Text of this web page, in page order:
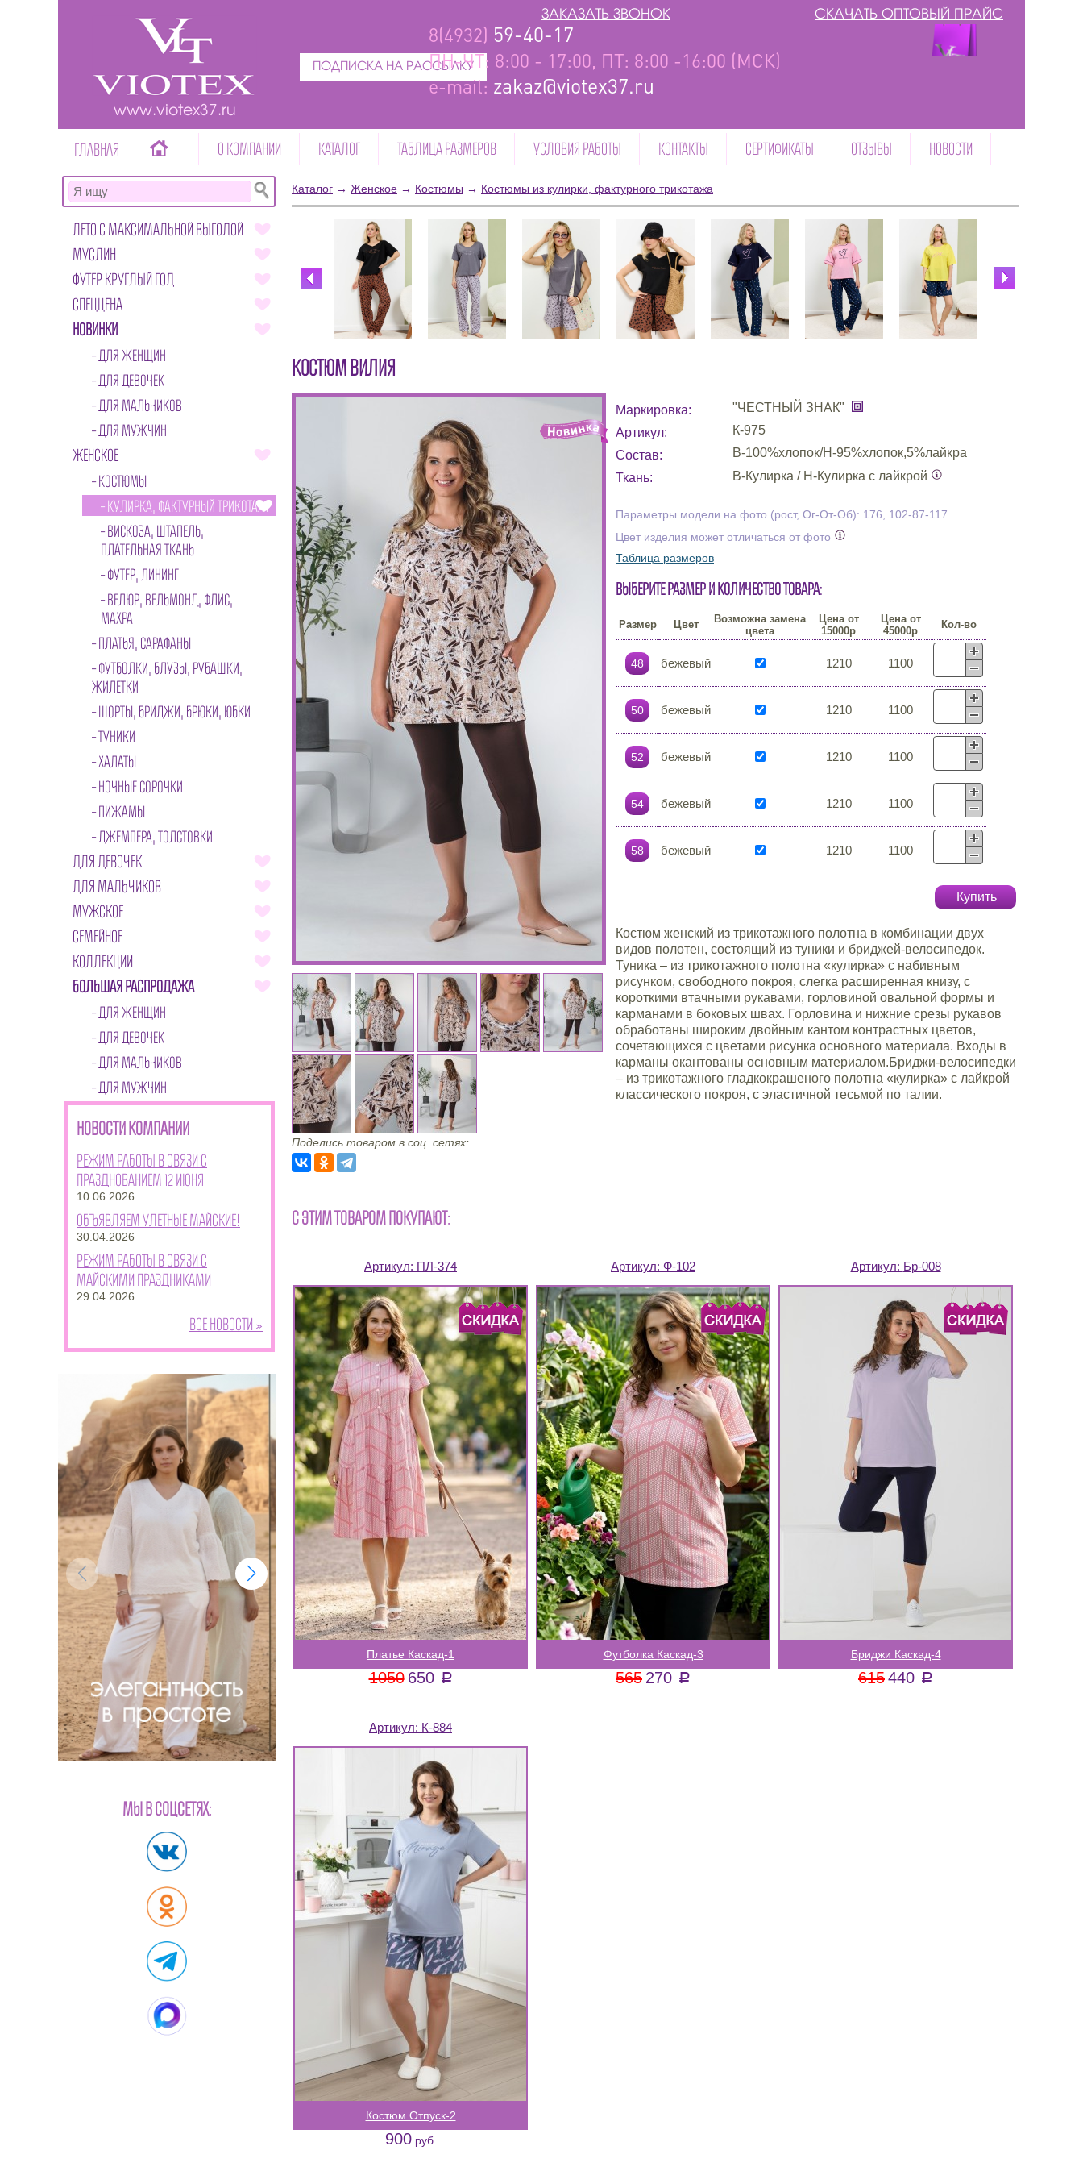
www.viotex37.ru
ПОДПИСКА НА РАССЫЛКУ
8(4932) 59-40-17
ПН-ЧТ: 8:00 - 17:00, ПТ: 8:00 -16:00 (МСК)
e-mail: zakaz@viotex37.ru
СКАЧАТЬ ОПТОВЫЙ ПРАЙС
ЗАКАЗАТЬ ЗВОНОК
ГЛАВНАЯ О КОМПАНИИ КАТАЛОГ ТАБЛИЦА РАЗМЕРОВ УСЛОВИЯ РАБОТЫ КОНТАКТЫ СЕРТИФИКАТЫ ОТЗЫВЫ НОВОСТИ
ЛЕТО С МАКСИМАЛЬНОЙ ВЫГОДОЙ
МУСЛИН
ФУТЕР КРУГЛЫЙ ГОД
СПЕЦЦЕНА
НОВИНКИ
ДЛЯ ЖЕНЩИН
ДЛЯ ДЕВОЧЕК
ДЛЯ МАЛЬЧИКОВ
ДЛЯ МУЖЧИН
ЖЕНСКОЕ
КОСТЮМЫ
КУЛИРКА, ФАКТУРНЫЙ ТРИКОТАЖ
ВИСКОЗА, ШТАПЕЛЬ,
ПЛАТЕЛЬНАЯ ТКАНЬ
ФУТЕР, ЛИНИНГ
ВЕЛЮР, ВЕЛЬМОНД, ФЛИС,
МАХРА
ПЛАТЬЯ, САРАФАНЫ
ФУТБОЛКИ, БЛУЗЫ, РУБАШКИ,
ЖИЛЕТКИ
ШОРТЫ, БРИДЖИ, БРЮКИ, ЮБКИ
ТУНИКИ
ХАЛАТЫ
НОЧНЫЕ СОРОЧКИ
ПИЖАМЫ
ДЖЕМПЕРА, ТОЛСТОВКИ
ДЛЯ ДЕВОЧЕК
ДЛЯ МАЛЬЧИКОВ
МУЖСКОЕ
СЕМЕЙНОЕ
КОЛЛЕКЦИИ
БОЛЬШАЯ РАСПРОДАЖА
ДЛЯ ЖЕНЩИН
ДЛЯ ДЕВОЧЕК
ДЛЯ МАЛЬЧИКОВ
ДЛЯ МУЖЧИН
НОВОСТИ КОМПАНИИ
Режим работы в связи с
празднованием 12 июня
10.06.2026
Объявляем улетные майские!
30.04.2026
Режим работы в связи с
майскими праздниками
29.04.2026
Все новости »
МЫ В СОЦСЕТЯХ:
Каталог → Женское → Костюмы → Костюмы из кулирки, фактурного трикотажа
КОСТЮМ ВИЛИЯ
Маркировка:
"ЧЕСТНЫЙ ЗНАК"
Артикул:
К-975
Состав:
В-100%хлопок/Н-95%хлопок,5%лайкра
Ткань:
В-Кулирка / Н-Кулирка с лайкрой
Параметры модели на фото (рост, Ог-От-Об): 176, 102-87-117
Цвет изделия может отличаться от фото
Таблица размеров
Выберите размер и количество товара:
Размер Цвет
Возможна замена
цвета
Цена от
15000р
Цена от
45000р
Кол-во
48 бежевый 1210 1100
50 бежевый 1210 1100
52 бежевый 1210 1100
54 бежевый 1210 1100
58 бежевый 1210 1100
Купить
Костюм женский из трикотажного полотна в комбинации двух
видов полотен, состоящий из туники и бриджей-велосипедок.
Туника – из трикотажного полотна «кулирка» с набивным
рисунком, свободного покроя, слегка расширенная книзу, с
короткими втачными рукавами, горловиной овальной формы и
карманами в боковых швах. Горловина и нижние срезы рукавов
обработаны широким двойным кантом контрастных цветов,
сочетающихся с цветами рисунка основного материала. Входы в
карманы окантованы основным материалом.Бриджи-велосипедки
– из трикотажного гладкокрашеного полотна «кулирка» с лайкрой
классического покроя, с эластичной тесьмой по талии.
Поделись товаром в соц. сетях:
С ЭТИМ ТОВАРОМ ПОКУПАЮТ:
Артикул: ПЛ-374
Платье Каскад-1
1050 650 a
Артикул: Ф-102
Футболка Каскад-3
565 270 a
Артикул: Бр-008
Бриджи Каскад-4
615440 a
Артикул: К-884
Костюм Отпуск-2
900руб.